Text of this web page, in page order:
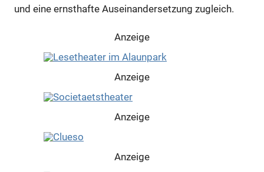
und eine ernsthafte Auseinandersetzung zugleich.
Anzeige
Anzeige
Anzeige
Anzeige